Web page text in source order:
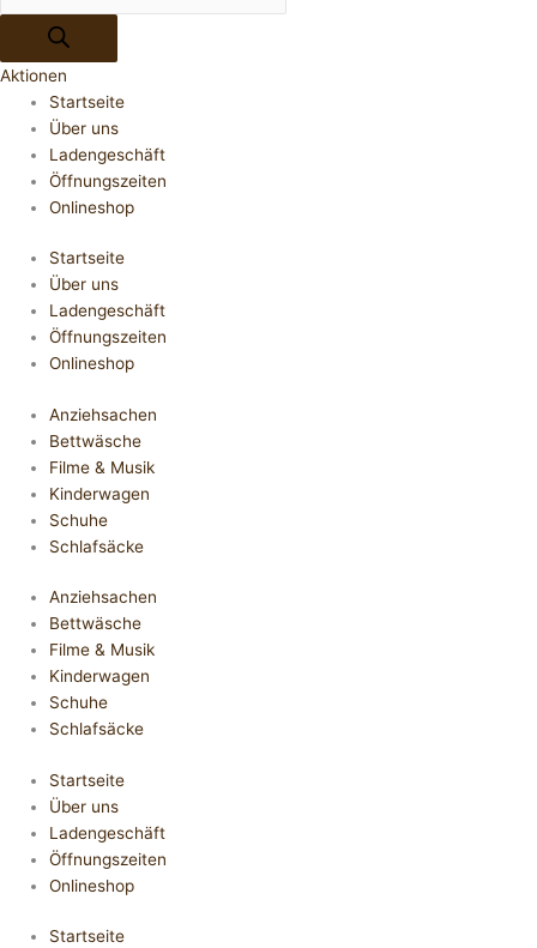
Aktionen
Startseite
Über uns
Ladengeschäft
Öffnungszeiten
Onlineshop
Startseite
Über uns
Ladengeschäft
Öffnungszeiten
Onlineshop
Anziehsachen
Bettwäsche
Filme & Musik
Kinderwagen
Schuhe
Schlafsäcke
Anziehsachen
Bettwäsche
Filme & Musik
Kinderwagen
Schuhe
Schlafsäcke
Startseite
Über uns
Ladengeschäft
Öffnungszeiten
Onlineshop
Startseite